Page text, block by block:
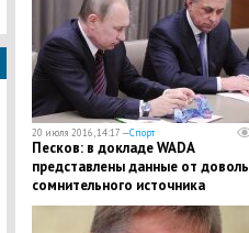
20 июля 2016, 14:17 —Спорт
Песков: в докладе WADA
представлены данные от
сомнительного источника